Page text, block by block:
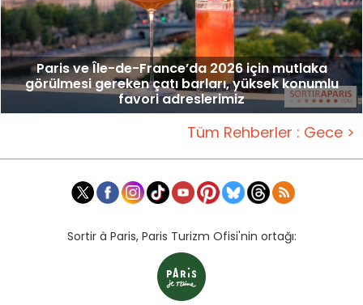
Paris ve Île-de-France’da 2026 için mutlaka
görülmesi gereken çatı barları, yüksek konumlu
favori adreslerimiz
Tüm Rehberler : Gece >
Sortir à Paris, Paris Turizm Ofisi'nin ortağı: